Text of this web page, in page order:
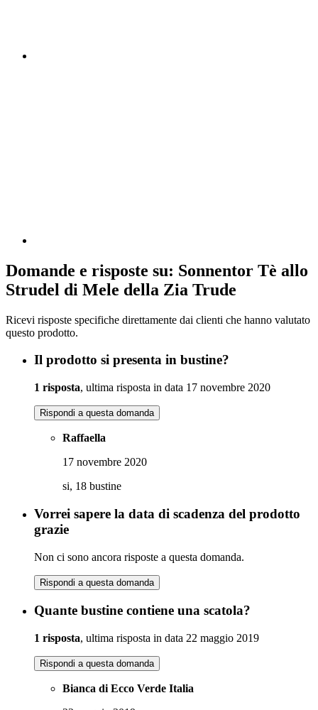
Domande e risposte su: Sonnentor Tè allo
Strudel di Mele della Zia Trude
Ricevi risposte specifiche direttamente dai clienti che hanno valutato
questo prodotto.
Il prodotto si presenta in bustine?
1 risposta, ultima risposta in data 17 novembre 2020
Rispondi a questa domanda
Raffaella
17 novembre 2020
si, 18 bustine
Vorrei sapere la data di scadenza del prodotto
grazie
Non ci sono ancora risposte a questa domanda.
Rispondi a questa domanda
Quante bustine contiene una scatola?
1 risposta, ultima risposta in data 22 maggio 2019
Rispondi a questa domanda
Bianca di Ecco Verde Italia